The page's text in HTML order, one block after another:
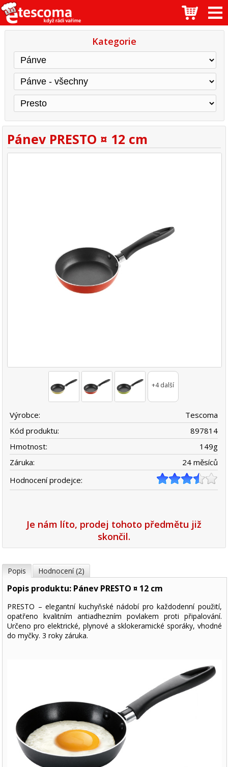
Kategorie
Pánev PRESTO ¤ 12 cm
+4 další
Výrobce:
Tescoma
Kód produktu:
897814
Hmotnost:
149g
Záruka:
24 měsíců
Hodnocení prodejce:
Je nám líto, prodej tohoto předmětu již
skončil.
Popis Hodnocení (2)
Popis produktu: Pánev PRESTO ¤ 12 cm
PRESTO – elegantní kuchyňské nádobí pro každodenní použití,
opatřeno kvalitním antiadhezním povlakem proti připalování.
Určeno pro elektrické, plynové a sklokeramické sporáky, vhodné
do myčky. 3 roky záruka.